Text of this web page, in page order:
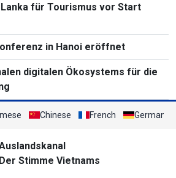
für Tourismus vor Start
in Hanoi eröffnet
digitalen Ökosystems für die
Chinese French German
Der Stimme Vietnams